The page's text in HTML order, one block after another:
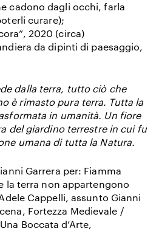
cadono dagli occhi, farla
curare);
2020 (circa)
da dipinti di paesaggio,
dalla terra, tutto ciò che
è rimasto pura terra. Tutta la
in umanità. Un fiore
del giardino terrestre in cui fu
umana di tutta la Natura.
Garrera per: Fiamma
la terra non appartengono
Cappelli, assunto Gianni
Fortezza Medievale /
Boccata d’Arte,